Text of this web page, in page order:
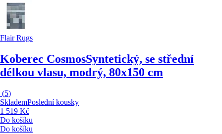
Flair Rugs
Koberec CosmosSyntetický, se střední
délkou vlasu, modrý, 80x150 cm
(5)
SklademPoslední kousky
1 519 Kč
Do košíku
Do košíku